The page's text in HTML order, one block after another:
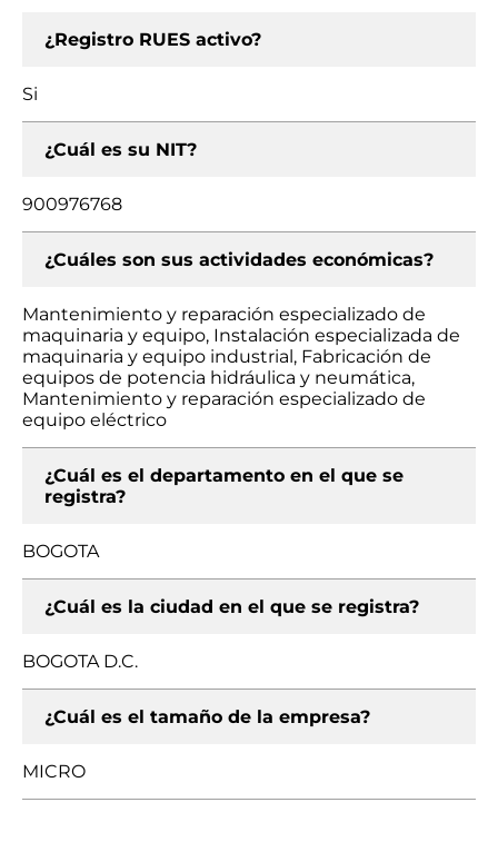
¿Registro RUES activo?
Si
¿Cuál es su NIT?
900976768
¿Cuáles son sus actividades económicas?
Mantenimiento y reparación especializado de
maquinaria y equipo, Instalación especializada de
maquinaria y equipo industrial, Fabricación de
equipos de potencia hidráulica y neumática,
Mantenimiento y reparación especializado de
equipo eléctrico
¿Cuál es el departamento en el que se
registra?
BOGOTA
¿Cuál es la ciudad en el que se registra?
BOGOTA D.C.
¿Cuál es el tamaño de la empresa?
MICRO